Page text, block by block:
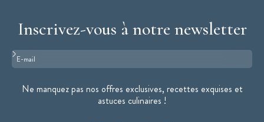
Inscrivez-vous à notre newsletter
Format : adresse@email.com
Ne manquez pas nos offres exclusives, recettes exquises et
astuces culinaires !